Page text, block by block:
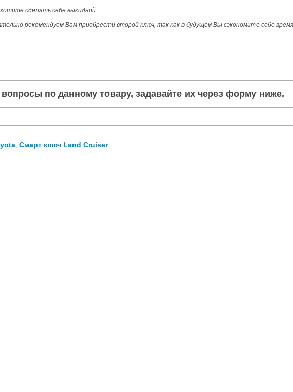
сделать себе выкидной.
рекомендуем Вам приобрести второй ключ, так как в будущем Вы сэкономите себе время
по данному товару, задавайте их через форму ниже.
, Смарт ключ Land Cruiser